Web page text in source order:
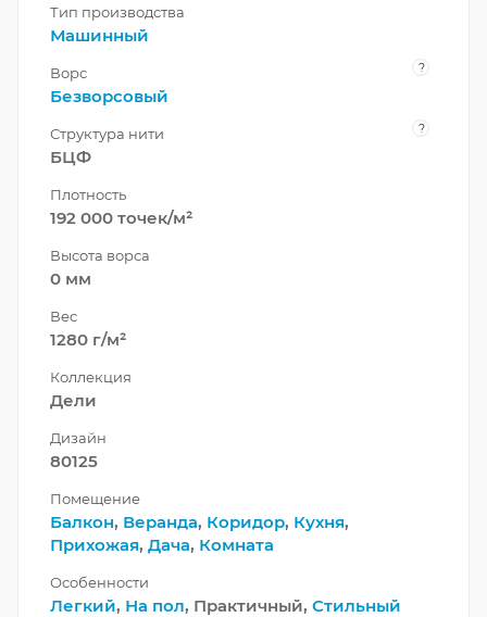
Тип производства
Машинный
Ворс ?
Безворсовый
Структура нити ?
БЦФ
Плотность
192 000 точек/м²
Высота ворса
0 мм
Вес
1280 г/м²
Коллекция
Дели
Дизайн
80125
Помещение
Балкон, Веранда, Коридор, Кухня,
Прихожая, Дача, Комната
Особенности
Легкий, На пол, Практичный, Стильный